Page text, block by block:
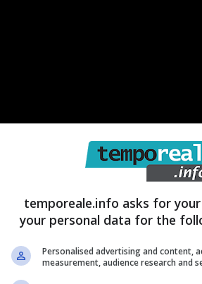
di pensionamento per il
al Dott. Vitiello.
un mio provvedimento, debbo
artt. 50 e 54 del D.Lgs. del
di situazioni di particolare
temporeale.info asks for
your personal data for the
Personalised advertising and content,
measurement, audience research and